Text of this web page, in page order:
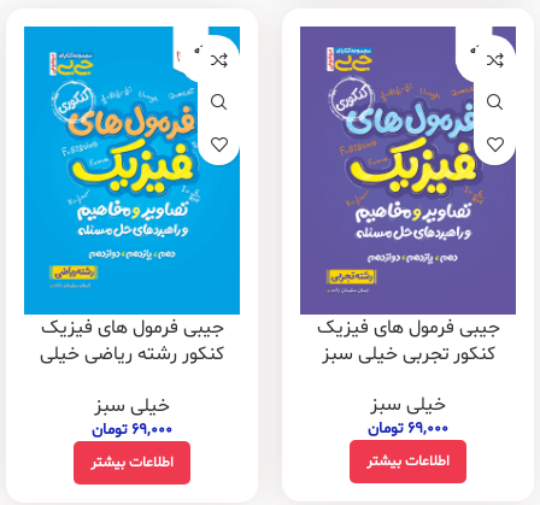
فروخته
شده
جیبی فرمول های فیزیک
کنکور تجربی خیلی سبز
خیلی سبز
۶۹,۰۰۰ تومان
اطلاعات بیشتر
فروخته
شده
جیبی فرمول های فیزیک
کنکور رشته ریاضی خیلی
خیلی سبز
۶۹,۰۰۰ تومان
اطلاعات بیشتر